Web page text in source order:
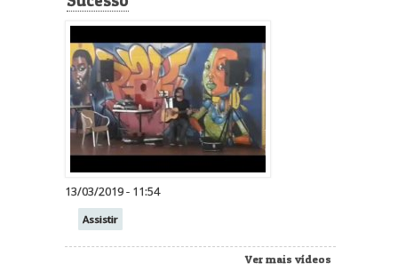
13/03/2019 - 11:54
Assistir
Ver mais vídeos